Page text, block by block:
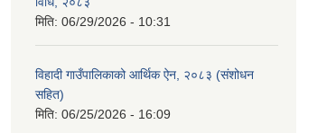
मिति: 06/29/2026 - 10:31
विहादी गाउँपालिकाको आर्थिक ऐन, २०८३ (संशोधन
सहित)
मिति: 06/25/2026 - 16:09